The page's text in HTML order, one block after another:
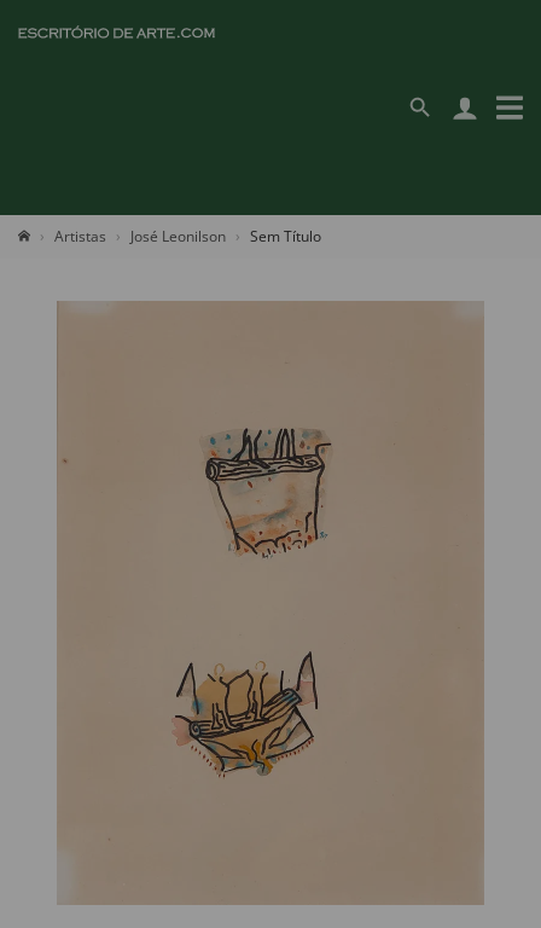
Artistas José Leonilson Sem Título